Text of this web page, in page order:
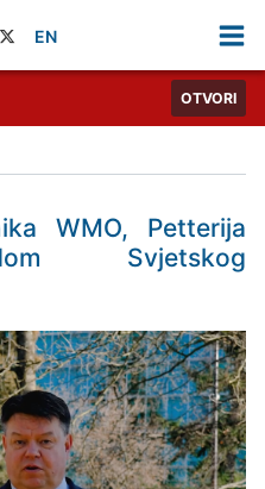
EN
OTVORI
WMO, Petterija
Svjetskog